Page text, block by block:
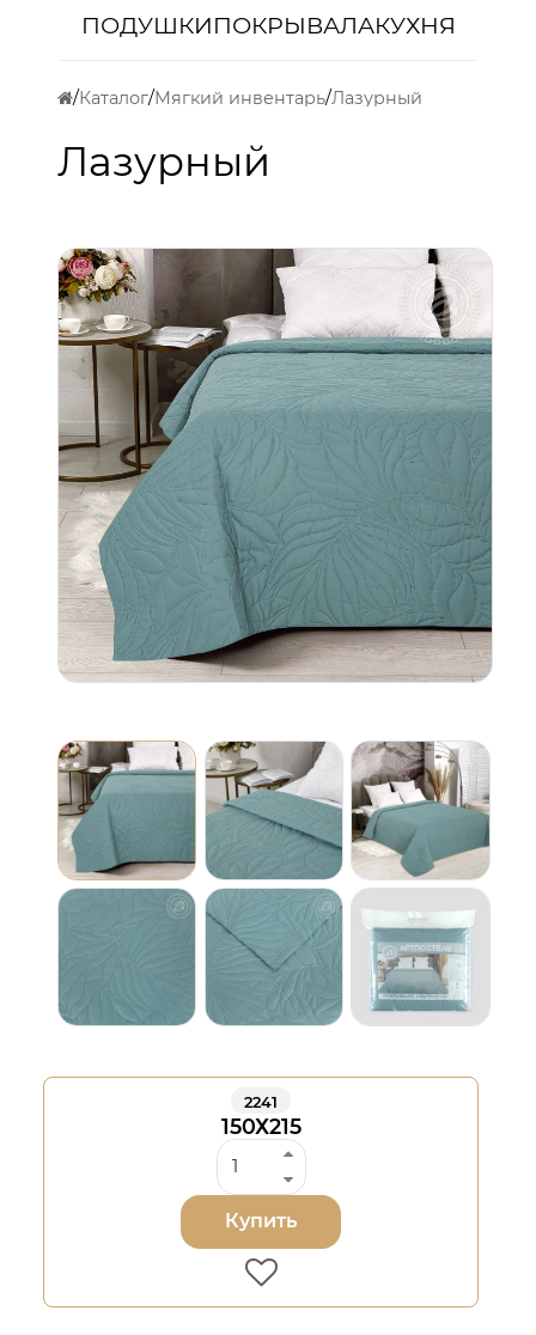
ПОДУШКИПОКРЫВАЛАКУХНЯ
Каталог Мягкий инвентарь Лазурный
Лазурный
2241
150Х215
Купить